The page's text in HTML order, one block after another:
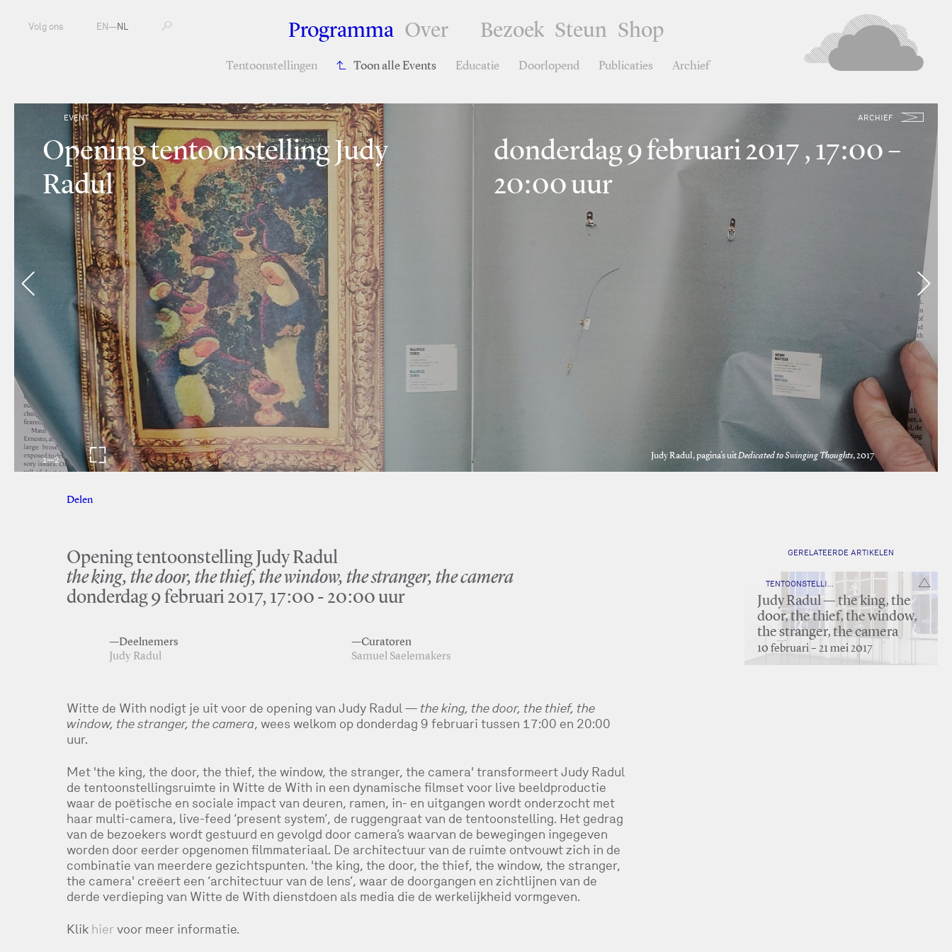
Programma Over Bezoek Steun Shop
Tentoonstellingen Toon alle Events Educatie Doorlopend Publicaties Archief
Volg ons EN—NL
EVENT ARCHIEF
Opening tentoonstelling Judy
Radul
donderdag 9 februari 2017 , 17:00 –
20:00 uur
Judy Radul, pagina’s uitDedicated to Swinging Thoughts, 2017
1—2
Delen
Opening tentoonstelling Judy Radul
the king, the door, the thief, the window, the stranger, the camera
donderdag 9 februari 2017, 17:00 - 20:00 uur
—Deelnemers
Judy Radul
—Curatoren
Samuel Saelemakers
Witte de With nodigt je uit voor de opening van Judy Radul — the king, the door, the thief, the
window, the stranger, the camera, wees welkom op donderdag 9 februari tussen 17:00 en 20:00
uur.
Met 'the king, the door, the thief, the window, the stranger, the camera' transformeert Judy Radul
de tentoonstellingsruimte in Witte de With in een dynamische filmset voor live beeldproductie
waar de poëtische en sociale impact van deuren, ramen, in- en uitgangen wordt onderzocht met
haar multi-camera, live-feed ‘present system’, de ruggengraat van de tentoonstelling. Het gedrag
van de bezoekers wordt gestuurd en gevolgd door camera’s waarvan de bewegingen ingegeven
worden door eerder opgenomen filmmateriaal. De architectuur van de ruimte ontvouwt zich in de
combinatie van meerdere gezichtspunten. 'the king, the door, the thief, the window, the stranger,
the camera' creëert een ‘architectuur van de lens’, waar de doorgangen en zichtlijnen van de
derde verdieping van Witte de With dienstdoen als media die de werkelijkheid vormgeven.
Klik hiervoor meer informatie.
GERELATEERDE ARTIKELEN
Judy Radul — the king, the
door, the thief, the window,
the stranger, the camera
10 februari – 21 mei 2017